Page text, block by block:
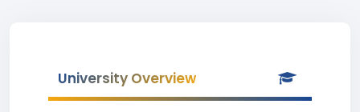
University Overview